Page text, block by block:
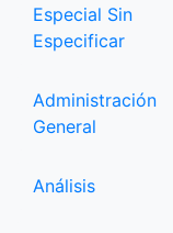
Especial Sin
Especificar
Administración
General
Análisis